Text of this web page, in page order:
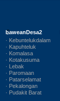
baweanDesa2
· Kebuntelukdalam
· Kapuhteluk
· Komalasa
· Kotakusuma
· Lebak
· Paromaan
· Patarselamat
· Pekalongan
· Pudakit Barat